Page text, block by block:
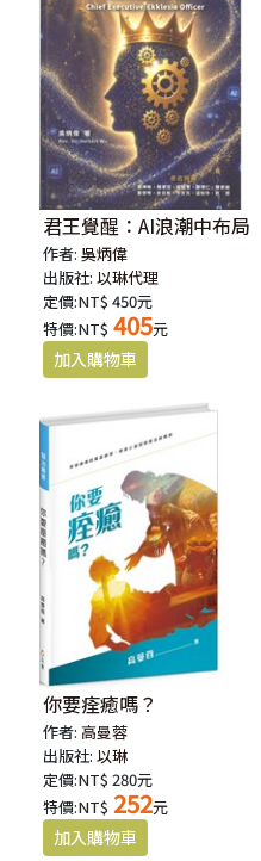
君王覺醒：AI浪潮中布局
作者:吳炳偉
出版社:以琳代理
定價:NT$ 450元
特價:NT$ 405元
你要痊癒嗎？
作者:高曼蓉
出版社:以琳
定價:NT$ 280元
特價:NT$ 252元